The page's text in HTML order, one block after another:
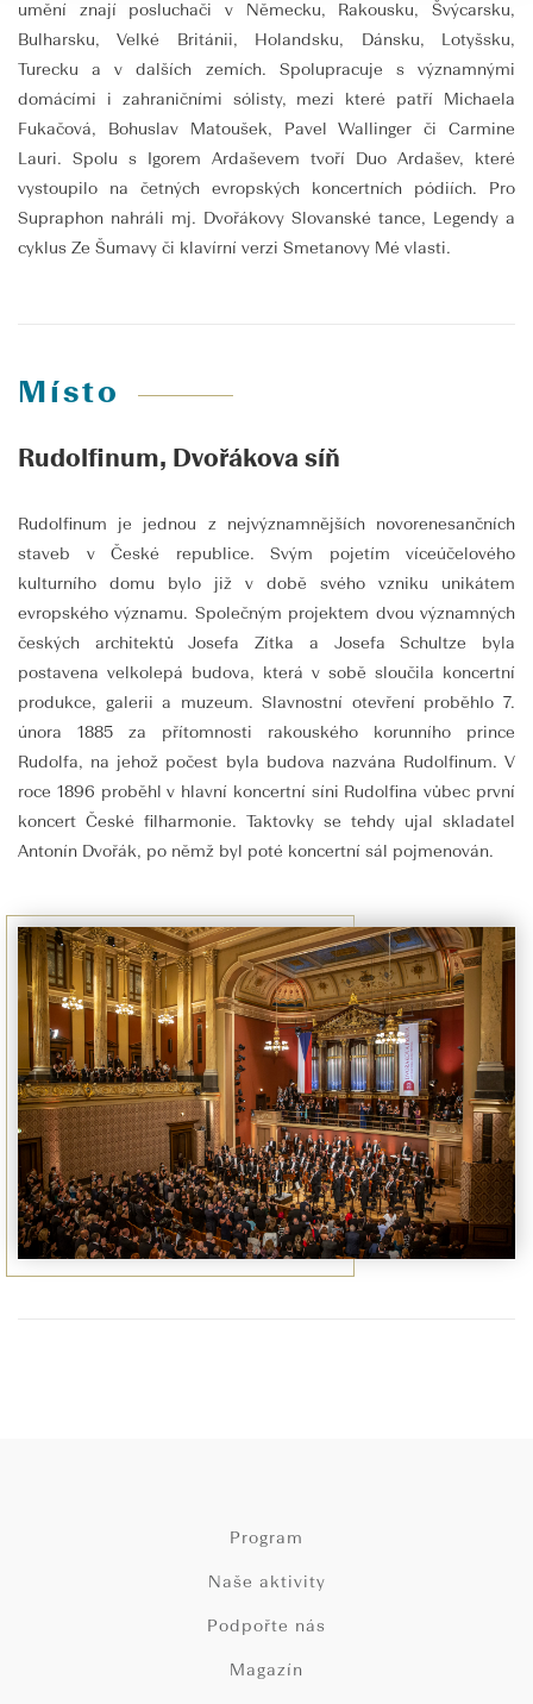
umění znají posluchači v Německu, Rakousku, Švýcarsku,
Bulharsku, Velké Británii, Holandsku, Dánsku, Lotyšsku,
Turecku a v dalších zemích. Spolupracuje s významnými
domácími i zahraničními sólisty, mezi které patří Michaela
Fukačová, Bohuslav Matoušek, Pavel Wallinger či Carmine
Lauri. Spolu s Igorem Ardaševem tvoří Duo Ardašev, které
vystoupilo na četných evropských koncertních pódiích. Pro
Supraphon nahráli mj. Dvořákovy Slovanské tance, Legendy a
cyklus Ze Šumavy či klavírní verzi Smetanovy Mé vlasti.
Místo
Rudolfinum, Dvořákova síň
Rudolfinum je jednou z nejvýznamnějších novorenesančních
staveb v České republice. Svým pojetím víceúčelového
kulturního domu bylo již v době svého vzniku unikátem
evropského významu. Společným projektem dvou významných
českých architektů Josefa Zítka a Josefa Schultze byla
postavena velkolepá budova, která v sobě sloučila koncertní
produkce, galerii a muzeum. Slavnostní otevření proběhlo 7.
února 1885 za přítomnosti rakouského korunního prince
Rudolfa, na jehož počest byla budova nazvána Rudolfinum. V
roce 1896 proběhl v hlavní koncertní síni Rudolfina vůbec první
koncert České filharmonie. Taktovky se tehdy ujal skladatel
Antonín Dvořák, po němž byl poté koncertní sál pojmenován.
Program
Naše aktivity
Podpořte nás
Magazín